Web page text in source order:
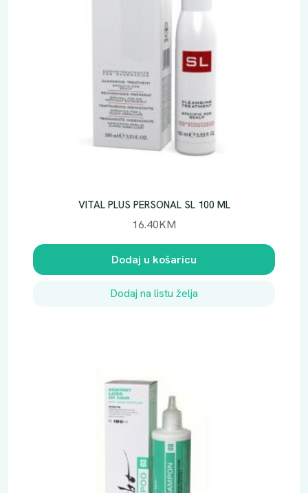
VITAL PLUS PERSONAL SL 100 ML
16.40KM
Dodaj u košaricu
Dodaj na listu želja